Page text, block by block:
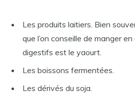
Les produits laitiers. Bien
que l’on conseille de manger
digestifs est le yaourt.
Les boissons fermentées.
Les dérivés du soja.